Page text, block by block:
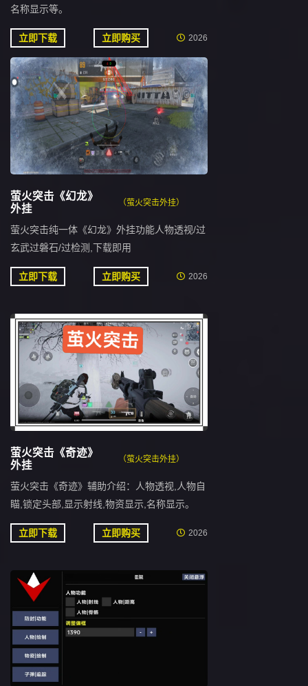
名称显示等。
立即下载 立即购买 2026
萤火突击《幻龙》
外挂
（萤火突击外挂）
萤火突击纯一体《幻龙》外挂功能人物透视/过
玄武过磐石/过检测,下载即用
立即下载 立即购买 2026
萤火突击《奇迹》
外挂
（萤火突击外挂）
萤火突击《奇迹》辅助介绍：人物透视,人物自
瞄,锁定头部,显示射线,物资显示,名称显示。
立即下载 立即购买 2026